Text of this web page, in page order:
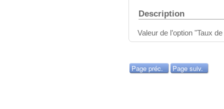
Description
Valeur de l’option "Taux
Page préc. Page suiv.